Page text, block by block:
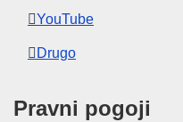
YouTube
Drugo
Pravni pogoji